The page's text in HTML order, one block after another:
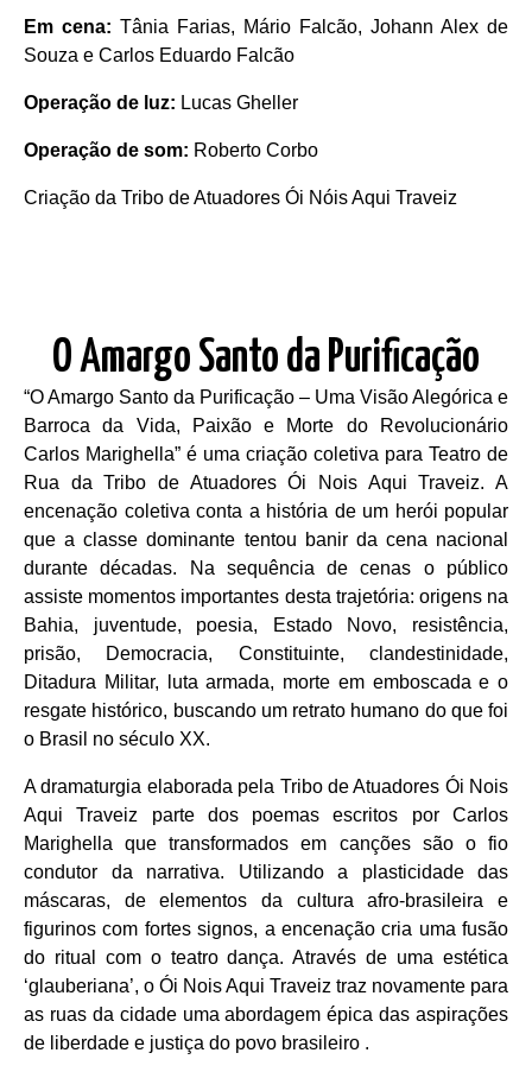
Em cena: Tânia Farias, Mário Falcão, Johann Alex de
Souza e Carlos Eduardo Falcão
Operação de luz: Lucas Gheller
Operação de som: Roberto Corbo
Criação da Tribo de Atuadores Ói Nóis Aqui Traveiz
O Amargo Santo da Purificação
“O Amargo Santo da Purificação – Uma Visão Alegórica e
Barroca da Vida, Paixão e Morte do Revolucionário
Carlos Marighella” é uma criação coletiva para Teatro de
Rua da Tribo de Atuadores Ói Nois Aqui Traveiz. A
encenação coletiva conta a história de um herói popular
que a classe dominante tentou banir da cena nacional
durante décadas. Na sequência de cenas o público
assiste momentos importantes desta trajetória: origens na
Bahia, juventude, poesia, Estado Novo, resistência,
prisão, Democracia, Constituinte, clandestinidade,
Ditadura Militar, luta armada, morte em emboscada e o
resgate histórico, buscando um retrato humano do que foi
o Brasil no século XX.
A dramaturgia elaborada pela Tribo de Atuadores Ói Nois
Aqui Traveiz parte dos poemas escritos por Carlos
Marighella que transformados em canções são o fio
condutor da narrativa. Utilizando a plasticidade das
máscaras, de elementos da cultura afro-brasileira e
figurinos com fortes signos, a encenação cria uma fusão
do ritual com o teatro dança. Através de uma estética
‘glauberiana’, o Ói Nois Aqui Traveiz traz novamente para
as ruas da cidade uma abordagem épica das aspirações
de liberdade e justiça do povo brasileiro .